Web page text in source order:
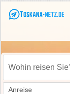
Wohin reisen Sie?
Anreise